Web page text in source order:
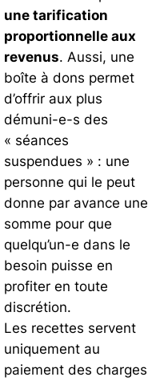
une tarification
proportionnelle aux
revenus. Aussi, une
boîte à dons permet
d’offrir aux plus
démuni-e-s des
« séances
suspendues » : une
personne qui le peut
donne par avance une
somme pour que
quelqu’un-e dans le
besoin puisse en
profiter en toute
discrétion.
Les recettes servent
uniquement au
paiement des charges